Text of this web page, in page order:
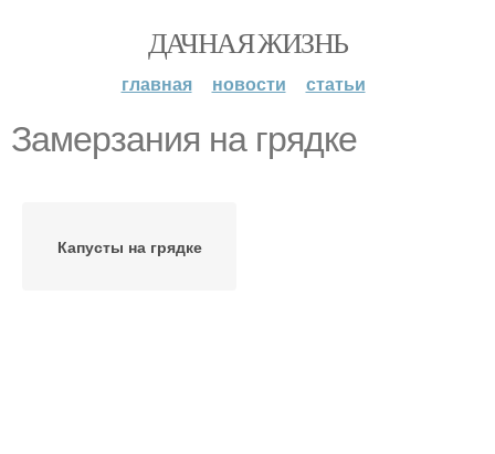
ДАЧНАЯ ЖИЗНЬ
главная новости статьи
Замерзания на грядке
Капусты на грядке